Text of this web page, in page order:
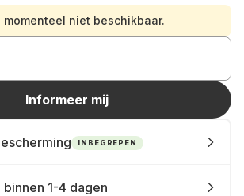
momenteel niet beschikbaar.
Informeer mij
INBEGREPEN
1-4 dagen